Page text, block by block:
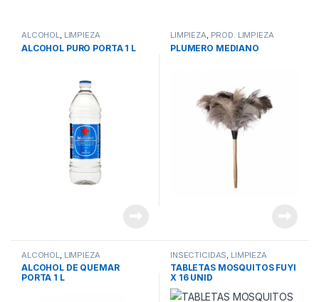
ALCOHOL, LIMPIEZA
ALCOHOL PURO PORTA 1 L
LIMPIEZA, PROD. LIMPIEZA
PLUMERO MEDIANO
ALCOHOL LIMPIEZA
ALCOHOL DE QUEMAR
PORTA 1 L
INSECTICIDAS LIMPIEZA
TABLETAS MOSQUITOS FUYI
X 16 UNID